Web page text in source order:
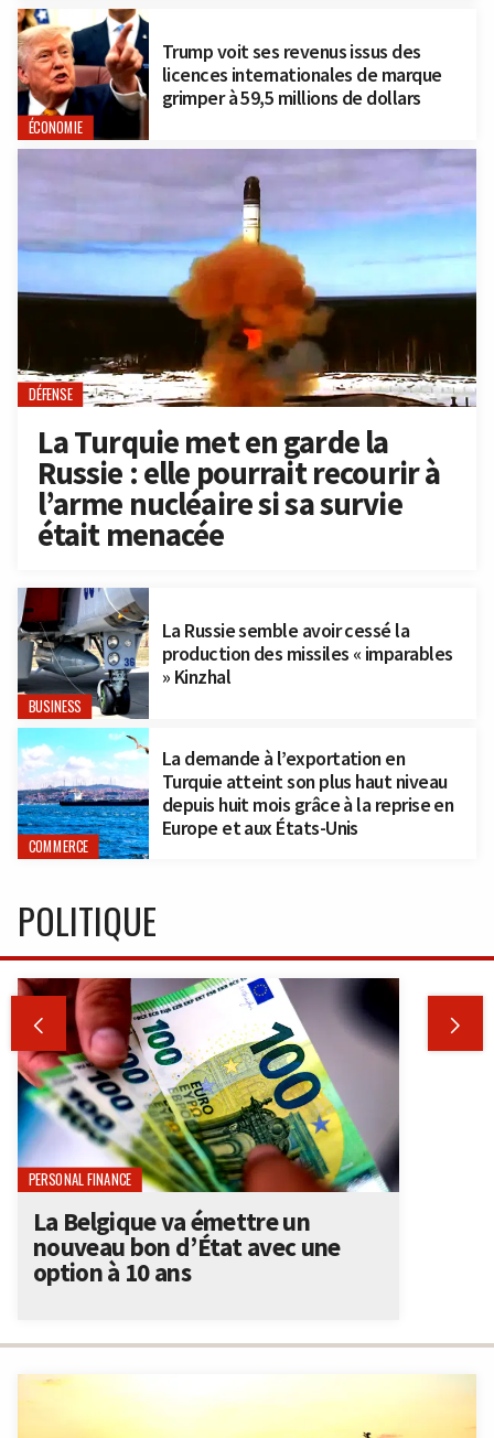
ÉCONOMIE
Trump voit ses revenus issus des
licences internationales de marque
grimper à 59,5 millions de dollars
DÉFENSE
La Turquie met en garde la
Russie : elle pourrait recourir à
l’arme nucléaire si sa survie
était menacée
BUSINESS
La Russie semble avoir cessé la
production des missiles « imparables
» Kinzhal
COMMERCE
La demande à l’exportation en
Turquie atteint son plus haut niveau
depuis huit mois grâce à la reprise en
Europe et aux États-Unis
POLITIQUE
 
PERSONAL FINANCE
La Belgique va émettre un
nouveau bon d’État avec une
option à 10 ans